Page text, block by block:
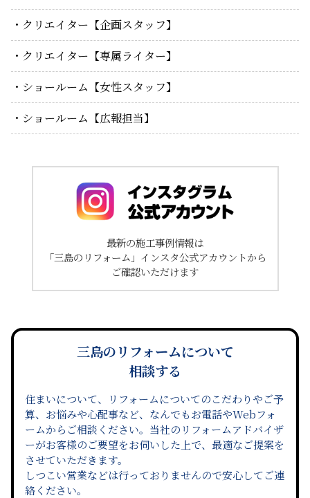
クリエイター【企画スタッフ】
クリエイター【専属ライター】
ショールーム【女性スタッフ】
ショールーム【広報担当】
最新の施工事例情報は
「三島のリフォーム」インスタ公式アカウントから
ご確認いただけます
三島のリフォームについて
相談する
住まいについて、リフォームについてのこだわりやご予
算、お悩みや心配事など、なんでもお電話やWebフォ
ームからご相談ください。当社のリフォームアドバイザ
ーがお客様のご要望をお伺いした上で、最適なご提案を
させていただきます。
しつこい営業などは行っておりませんので安心してご連
絡ください。